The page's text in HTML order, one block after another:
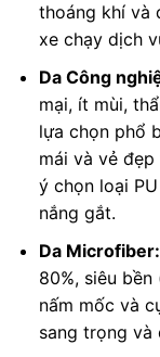
thoáng khí và
xe chạy dịch
Da Công
mại, ít mùi,
lựa chọn phổ
mái và vẻ
ý chọn loại
nắng gắt.
Da Microfiber:
80%, siêu
nấm mốc và
sang trọng